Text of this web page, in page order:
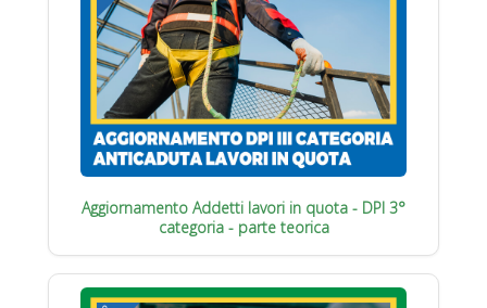
Aggiornamento Addetti lavori in quota - DPI 3°
categoria - parte teorica